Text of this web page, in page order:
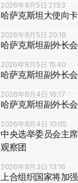
2026年8月5日 21:53
哈萨克斯坦大使向
2026年8月5日 20:18
哈萨克斯坦副外长
2026年8月5日 15:40
哈萨克斯坦副外长
2026年8月4日 16:17
哈萨克斯坦副外长
2026年8月4日 10:05
中央选举委员会主
观察团
2026年8月3日 13:16
上合组织国家将加